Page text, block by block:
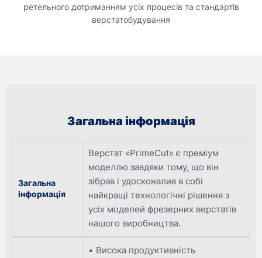
ретельного дотриманням усіх процесів та стандартів
верстатобудування
Загальна інформація
Загальна
інформація
Верстат «PrimeCut» є преміум
моделлю завдяки тому, що він
зібрав і удосконалив в собі
найкращі технологічні рішення з
усіх моделей фрезерних верстатів
нашого виробництва.
Висока продуктивність